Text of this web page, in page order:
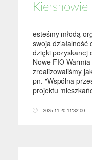
Kiersnowie
esteśmy młodą
swoja działalność
dzięki pozyskanej
Nowe FIO
zrealizowaliśmy
pn. "Wspólna
projektu
2025-11-20 11:32:00